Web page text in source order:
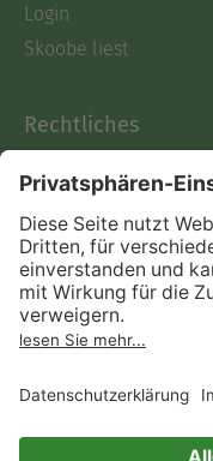
Login
Skoobe liest
Rechtliches
AGB
Informationen nach
Act
Verträge hier
Impressum